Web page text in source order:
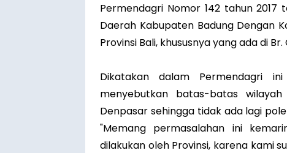
Permendagri Nomor 142 tahun 2017
Daerah Kabupaten Badung Dengan
Provinsi Bali, khususnya yang ada di
Dikatakan dalam Permendagri
menyebutkan batas-batas
Denpasar sehingga tidak ada lagi
"Memang permasalahan ini
dilakukan oleh Provinsi, karena kami